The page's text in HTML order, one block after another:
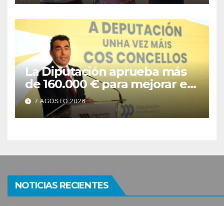
La Diputación aprueba más
de 160.000 € para mejorar el
camino das Meáns de Bueu
7 AGOSTO 2026
NOTICIAS RECIENTES